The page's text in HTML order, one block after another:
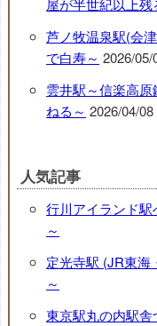
屋が半世紀以上
芦ノ牧温泉駅(会
で白寿～ 2026/05/
雲井駅～信楽高
ねる～ 2026/04/08
人気記事
行川アイランド
～
定光寺駅 (JR東海
～
東京駅丸の内駅